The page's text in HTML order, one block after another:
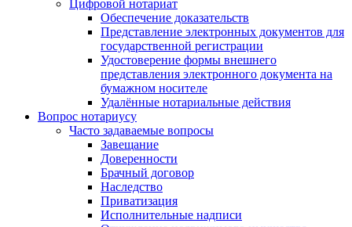
Цифровой нотариат
Обеспечение доказательств
Представление электронных документов для
государственной регистрации
Удостоверение формы внешнего
представления электронного документа на
бумажном носителе
Удалённые нотариальные действия
Вопрос нотариусу
Часто задаваемые вопросы
Завещание
Доверенности
Брачный договор
Наследство
Приватизация
Исполнительные надписи